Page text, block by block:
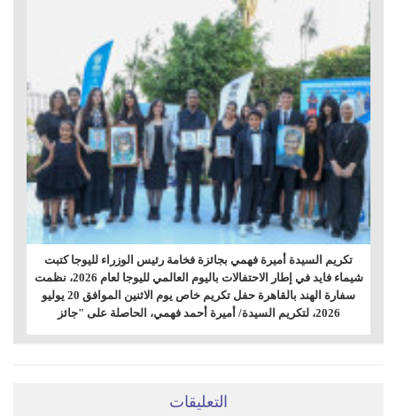
تكريم السيدة أميرة فهمي بجائزة فخامة رئيس الوزراء لليوجا كتبت
شيماء فايد في إطار الاحتفالات باليوم العالمي لليوجا لعام 2026، نظمت
سفارة الهند بالقاهرة حفل تكريم خاص يوم الاثنين الموافق 20 يوليو
2026، لتكريم السيدة/ أميرة أحمد فهمي، الحاصلة على "جائز
التعليقات